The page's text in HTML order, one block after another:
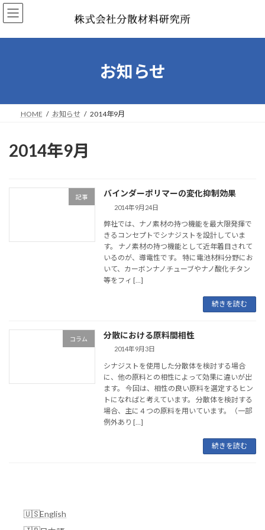
コ
ン
ン
ナ
ビ
ー
お知らせ
HOME お知らせ 2014年9月
2014年9月
記事 バインダーポリマーの変化抑制効果
2014年9月24日
弊社では、ナノ素材の持つ機能を最大限発揮で
きるコンセプトでシナジストを設計していま
す。 ナノ素材の持つ機能として近年着目されて
いるのが、導電性です。 特に電池材料分野にお
いて、カーボンナノチューブやナノ酸化チタン
等をフィ […]
続きを読む
コラム 分散における原料間相性
2014年9月3日
シナジストを使用した分散体を検討する場合
に、他の原料との相性によって効果に違いが出
ます。 今回は、相性の良い原料を選定するヒン
トになればと考えています。 分散体を検討する
場合、主に４つの原料を用いています。（一部
例外あり […]
続きを読む
English